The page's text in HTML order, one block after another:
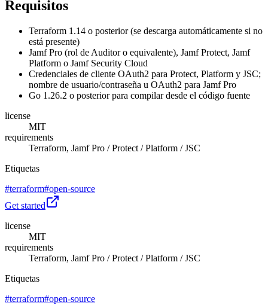
Requisitos
Terraform 1.14 o posterior (se descarga automáticamente si no
está presente)
Jamf Pro (rol de Auditor o equivalente), Jamf Protect, Jamf
Platform o Jamf Security Cloud
Credenciales de cliente OAuth2 para Protect, Platform y JSC;
nombre de usuario/contraseña u OAuth2 para Jamf Pro
Go 1.26.2 o posterior para compilar desde el código fuente
license
MIT
requirements
Terraform, Jamf Pro / Protect / Platform / JSC
Etiquetas
#terraform#open-source
Get started
license
MIT
requirements
Terraform, Jamf Pro / Protect / Platform / JSC
Etiquetas
#terraform#open-source